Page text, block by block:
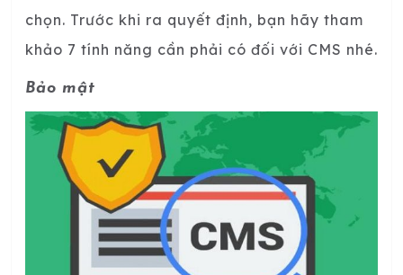
chọn. Trước khi ra quyết định, bạn hãy tham
khảo 7 tính năng cần phải có đối với CMS nhé.
Bảo mật